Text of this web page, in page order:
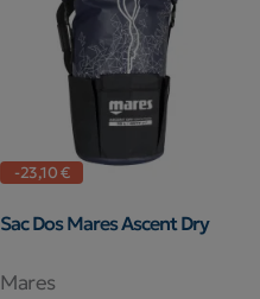
-23,10 €
Sac Dos Mares Ascent Dry
Mares